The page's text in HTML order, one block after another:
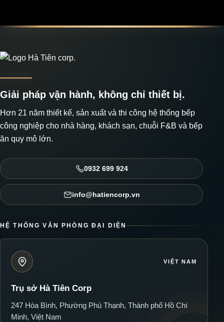
Giải pháp vận hành, không chỉ thiết bị.
Hơn 21 năm thiết kế, sản xuất và thi công hệ thống bếp
công nghiệp cho nhà hàng, khách sạn, chuỗi F&B và bếp
ăn quy mô lớn.
0932 699 924
info@hatiencorp.vn
HỆ THỐNG VĂN PHÒNG ĐẠI DIỆN
VIỆT NAM
Trụ sở Hà Tiên Corp
247 Hòa Bình, Phường Phú Thạnh, Thành phố Hồ Chí
Minh, Việt Nam